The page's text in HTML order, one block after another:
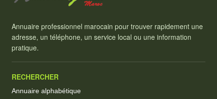
Annuaire professionnel marocain pour trouver rapidement une
adresse, un téléphone, un service local ou une information
pratique.
RECHERCHER
Annuaire alphabétique